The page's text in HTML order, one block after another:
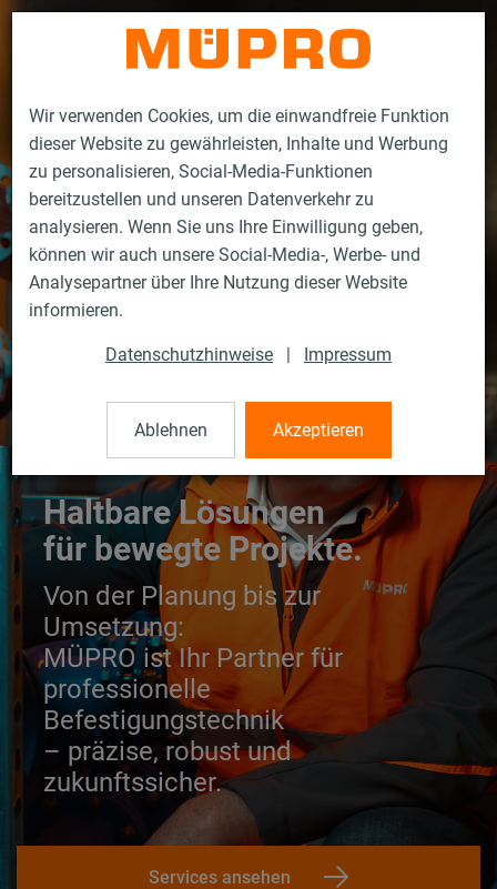
Wir verwenden Cookies, um die einwandfreie Funktion
dieser Website zu gewährleisten, Inhalte und Werbung
zu personalisieren, Social-Media-Funktionen
bereitzustellen und unseren Datenverkehr zu
analysieren. Wenn Sie uns Ihre Einwilligung geben,
können wir auch unsere Social-Media-, Werbe- und
Analysepartner über Ihre Nutzung dieser Website
informieren.
Datenschutzhinweise | Impressum
Ablehnen Akzeptieren
Kontakt
Haltbare Lösungen
für bewegte Projekte.
Von der Planung bis zur
Umsetzung:
MÜPRO ist Ihr Partner für
professionelle
Befestigungstechnik
– präzise, robust und
zukunftssicher.
Services ansehen